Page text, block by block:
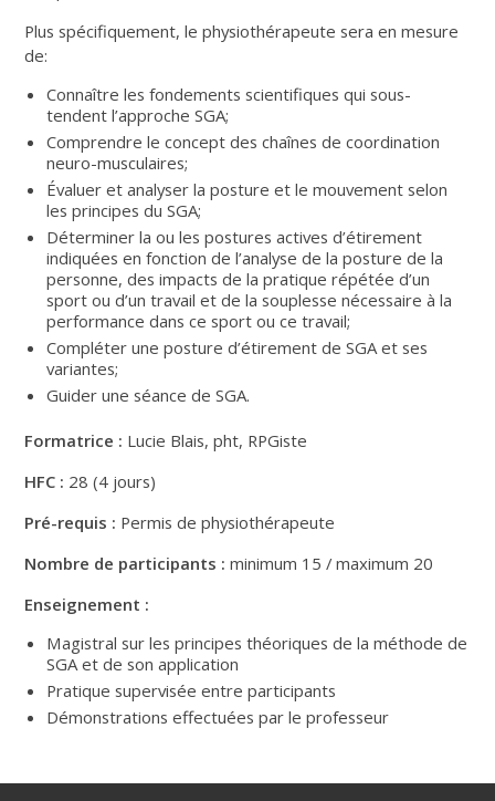
Plus spécifiquement, le physiothérapeute sera en mesure
de:
Connaître les fondements scientifiques qui sous-
tendent l’approche SGA;
Comprendre le concept des chaînes de coordination
neuro-musculaires;
Évaluer et analyser la posture et le mouvement selon
les principes du SGA;
Déterminer la ou les postures actives d’étirement
indiquées en fonction de l’analyse de la posture de la
personne, des impacts de la pratique répétée d’un
sport ou d’un travail et de la souplesse nécessaire à la
performance dans ce sport ou ce travail;
Compléter une posture d’étirement de SGA et ses
variantes;
Guider une séance de SGA.
Formatrice : Lucie Blais, pht, RPGiste
HFC : 28 (4 jours)
Pré-requis : Permis de physiothérapeute
Nombre de participants : minimum 15 / maximum 20
Enseignement :
Magistral sur les principes théoriques de la méthode de
SGA et de son application
Pratique supervisée entre participants
Démonstrations effectuées par le professeur